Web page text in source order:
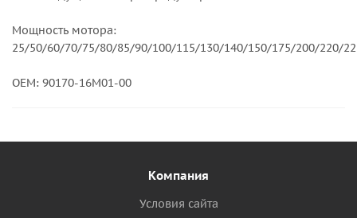
Мощность мотора:
25/50/60/70/75/80/85/90/100/115/130/140/150/175/200/220/
OEM: 90170-16M01-00
Компания
Условия сайта